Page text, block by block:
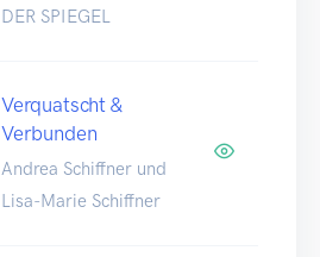
DER SPIEGEL
Verquatscht &
Verbunden
Andrea Schiffner und
Lisa-Marie Schiffner